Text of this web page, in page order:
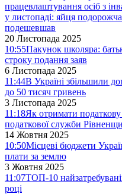
працевлаштування осіб з
у листопаді: яйця
подешевшав
20 Листопада 2025
10:55Пакунок школяра:
строку подання заяв
6 Листопада 2025
11:44В Україні збільшили
до 50 тисяч гривень
3 Листопада 2025
11:18Як отримати
податкової служби
14 Жовтня 2025
10:50Місцеві бюджети
плати за землю
3 Жовтня 2025
11:07ТОП-10
році